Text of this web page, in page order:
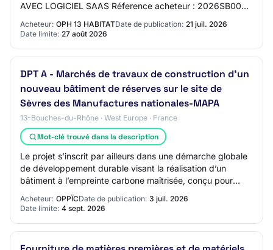
AVEC LOGICIEL SAAS Réference acheteur : 2026SB0037
adaptée…
Acheteur: OPH 13 HABITATDate de publication: 21 juil. 2026
Date limite: 27 août 2026
DPT A - Marchés de travaux de construction d'un
nouveau bâtiment de réserves sur le site de
Sèvres des Manufactures nationales-MAPA
13-Bouches-du-Rhône · West Europe · France
Mot-clé trouvé dans la description
Le projet s’inscrit par ailleurs dans une démarche globale
de développement durable visant la réalisation d’un
bâtiment à l’empreinte carbone maîtrisée, conçu pour
assurer sa pérennité et répondre au…
Acheteur: OPPÏCDate de publication: 3 juil. 2026
Date limite: 4 sept. 2026